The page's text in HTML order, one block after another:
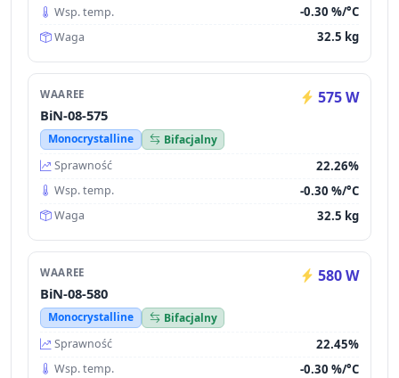
Wsp. temp. -0.30 %/°C
Waga 32.5 kg
WAAREE 575 W
BiN-08-575
Monocrystalline
Bifacjalny
Sprawność
22.26%
Wsp. temp. -0.30 %/°C
Waga 32.5 kg
WAAREE 580 W
BiN-08-580
Monocrystalline
Bifacjalny
Sprawność
22.45%
Wsp. temp. -0.30 %/°C